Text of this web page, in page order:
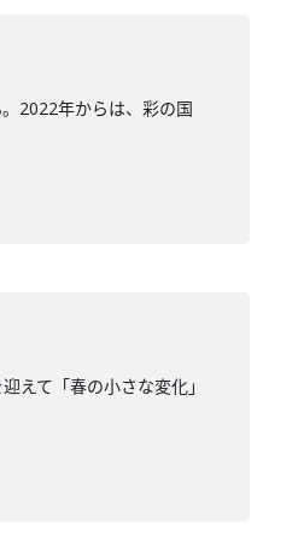
2022年からは、彩の国
えて「春の小さな変化」